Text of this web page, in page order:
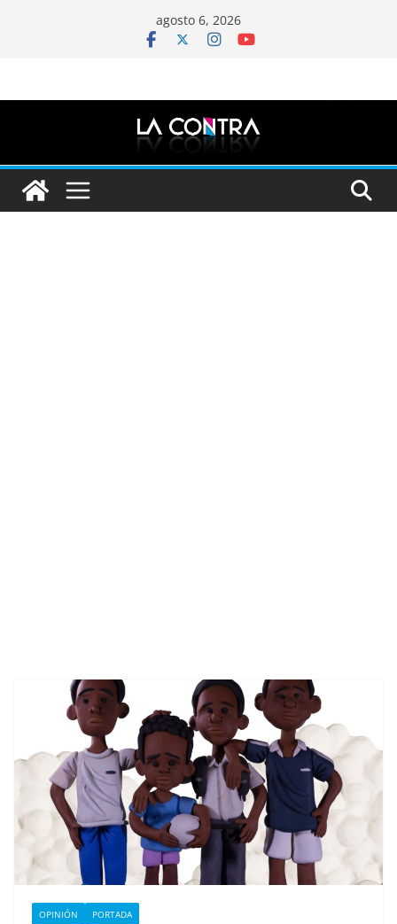
agosto 6, 2026
OPINIÓN PORTADA